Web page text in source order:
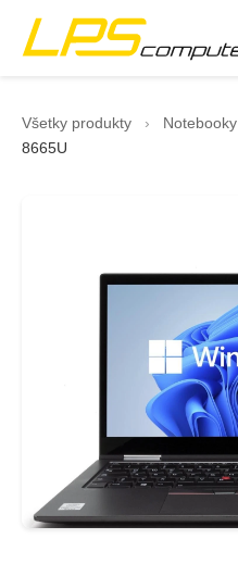
Všetky produkty › Notebooky
8665U